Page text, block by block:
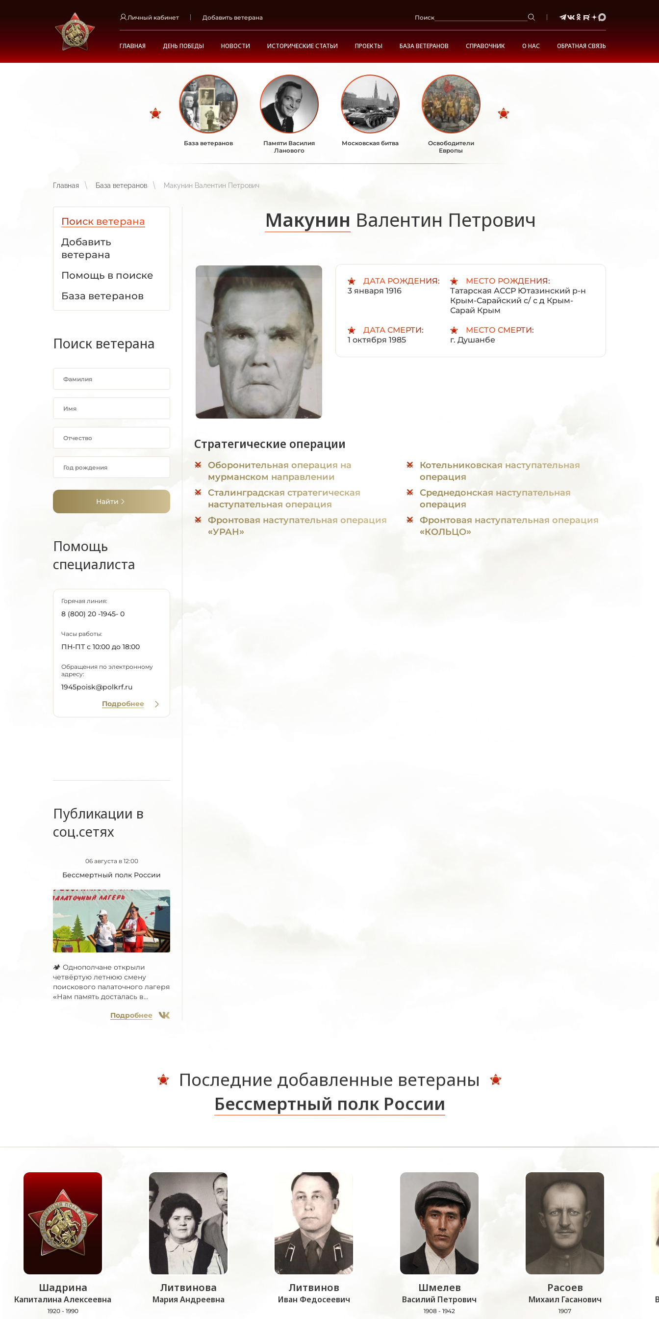
Личный кабинет Добавить ветерана Поиск
ГЛАВНАЯ ДЕНЬ ПОБЕДЫ НОВОСТИ ИСТОРИЧЕСКИЕ СТАТЬИ ПРОЕКТЫ БАЗА ВЕТЕРАНОВ СПРАВОЧНИК О НАС ОБРАТНАЯ СВЯЗЬ
База ветеранов
Памяти Василия
Ланового
Московская битва
Освободители
Европы
Главная База ветеранов Макунин Валентин Петрович
Поиск ветерана
Добавить
ветерана
Помощь в поиске
База ветеранов
Поиск ветерана
Найти
Помощь
специалиста
Горячая линия:
8 (800) 20 -1945- 0
Часы работы:
ПН-ПТ с 10:00 до 18:00
Обращения по электронному
адресу:
1945poisk@polkrf.ru
Подробнее
Публикации в
соц.сетях
06 августа в 12:00
Бессмертный полк России
🏕 Однополчане открыли
четвёртую летнюю смену
поискового палаточного лагеря
«Нам память досталась в...
Подробнее
Макунин Валентин Петрович
ДАТА РОЖДЕНИЯ:
3 января 1916
МЕСТО РОЖДЕНИЯ:
Татарская АССР Ютазинский р-н
Крым-Сарайский с/ с д Крым-
Сарай Крым
ДАТА СМЕРТИ:
1 октября 1985
МЕСТО СМЕРТИ:
г. Душанбе
Стратегические операции
Оборонительная операция на
мурманском направлении
Сталинградская стратегическая
наступательная операция
Фронтовая наступательная операция
«УРАН»
Котельниковская наступательная
операция
Среднедонская наступательная
операция
Фронтовая наступательная операция
«КОЛЬЦО»
Последние добавленные ветераны
Бессмертный полк России
Шадрина
Капиталина Алексеевна
1920 - 1990
Литвинова
Мария Андреевна
Литвинов
Иван Федосеевич
Шмелев
Василий Петрович
1908 - 1942
Расоев
Михаил Гасанович
1907